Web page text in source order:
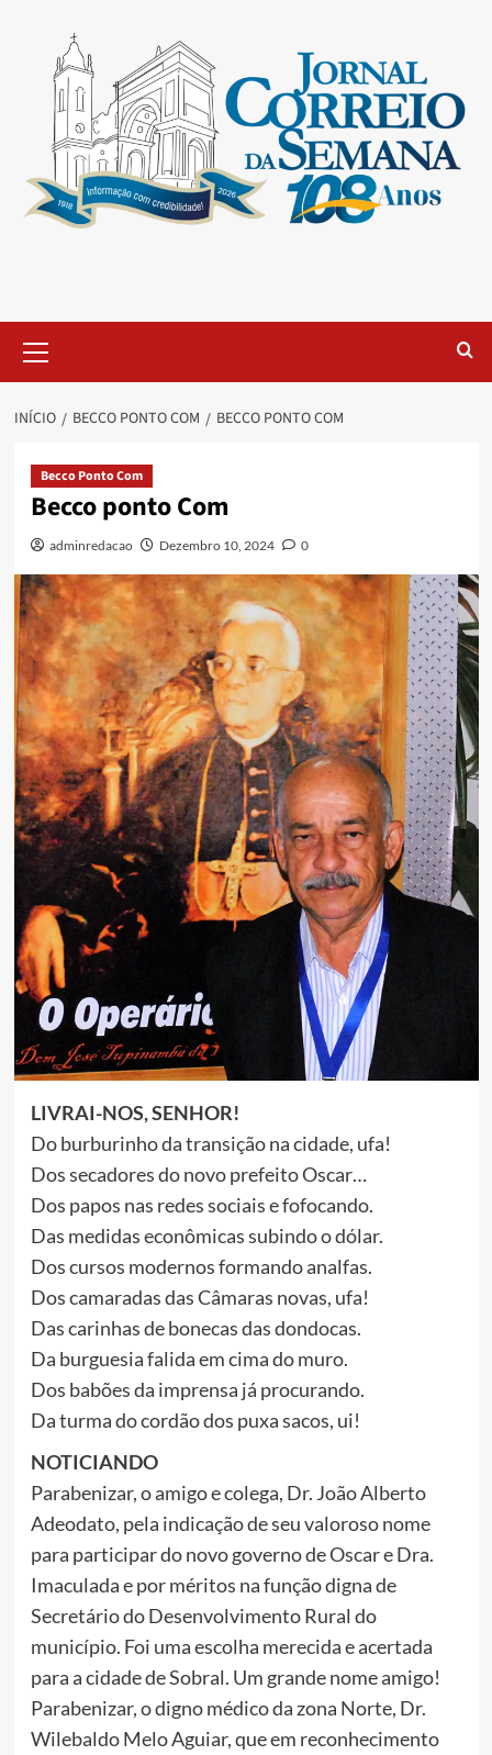
INÍCIO BECCO PONTO COM BECCO PONTO COM
Becco Ponto Com
Becco ponto Com
adminredacao Dezembro 10, 2024 0
LIVRAI-NOS, SENHOR!
Do burburinho da transição na cidade, ufa!
Dos secadores do novo prefeito Oscar…
Dos papos nas redes sociais e fofocando.
Das medidas econômicas subindo o dólar.
Dos cursos modernos formando analfas.
Dos camaradas das Câmaras novas, ufa!
Das carinhas de bonecas das dondocas.
Da burguesia falida em cima do muro.
Dos babões da imprensa já procurando.
Da turma do cordão dos puxa sacos, ui!
NOTICIANDO
Parabenizar, o amigo e colega, Dr. João Alberto
Adeodato, pela indicação de seu valoroso nome
para participar do novo governo de Oscar e Dra.
Imaculada e por méritos na função digna de
Secretário do Desenvolvimento Rural do
município. Foi uma escolha merecida e acertada
para a cidade de Sobral. Um grande nome amigo!
Parabenizar, o digno médico da zona Norte, Dr.
Wilebaldo Melo Aguiar, que em reconhecimento